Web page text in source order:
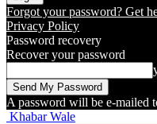
Forgot your password? Get
Privacy Policy
Password recovery
Recover your password
A password will be e-mailed
Khabar Wale